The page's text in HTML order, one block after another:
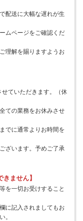
配送に大幅な遅れが生
ムページをご確認くだ
理解を賜りますようお
ていただきます。（休
ての業務をお休みさせ
でに通常よりお時間を
ざいます。予めご了承
ません】
を一切お受けすること
に記入されましてもお
。